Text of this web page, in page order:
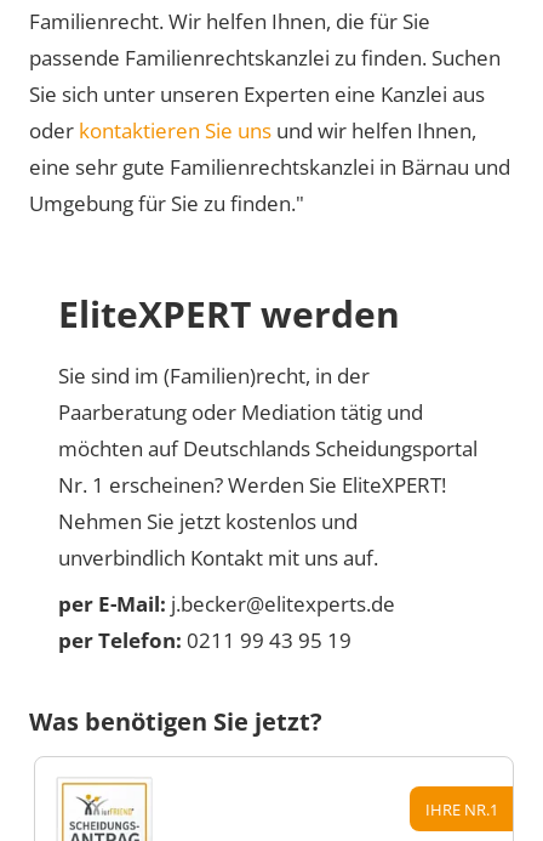
Familienrecht. Wir helfen Ihnen, die für Sie
passende Familienrechtskanzlei zu finden. Suchen
Sie sich unter unseren Experten eine Kanzlei aus
oder kontaktieren Sie uns und wir helfen Ihnen,
eine sehr gute Familienrechtskanzlei in Bärnau und
Umgebung für Sie zu finden."
EliteXPERT werden
Sie sind im (Familien)recht, in der
Paarberatung oder Mediation tätig und
möchten auf Deutschlands Scheidungsportal
Nr. 1 erscheinen? Werden Sie EliteXPERT!
Nehmen Sie jetzt kostenlos und
unverbindlich Kontakt mit uns auf.
per E-Mail: j.becker@elitexperts.de
per Telefon: 0211 99 43 95 19
Was benötigen Sie jetzt?
IHRE NR.1